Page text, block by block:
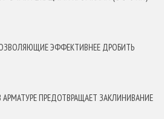
ЭФФЕКТИВНЕЕ ДРОБИТЬ
ПРЕДОТВРАЩАЕТ ЗАКЛИНИВАНИЕ